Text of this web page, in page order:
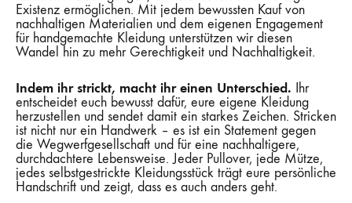
Existenz ermöglichen. Mit jedem bewussten Kauf von
nachhaltigen Materialien und dem eigenen Engagement
für handgemachte Kleidung unterstützen wir diesen
Wandel hin zu mehr Gerechtigkeit und Nachhaltigkeit.
Indem ihr strickt, macht ihr einen Unterschied. Ihr
entscheidet euch bewusst dafür, eure eigene Kleidung
herzustellen und sendet damit ein starkes Zeichen. Stricken
ist nicht nur ein Handwerk – es ist ein Statement gegen
die Wegwerfgesellschaft und für eine nachhaltigere,
durchdachtere Lebensweise. Jeder Pullover, jede Mütze,
jedes selbstgestrickte Kleidungsstück trägt eure persönliche
Handschrift und zeigt, dass es auch anders geht.